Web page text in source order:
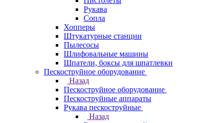
Рукава
Сопла
Хопперы
Штукатурные станции
Пылесосы
Шлифовальные машины
Шпатели, боксы для шпатлевки
Пескоструйное оборудование
Назад
Пескоструйное оборудование
Пескоструйные аппараты
Рукава пескоструйные
Назад